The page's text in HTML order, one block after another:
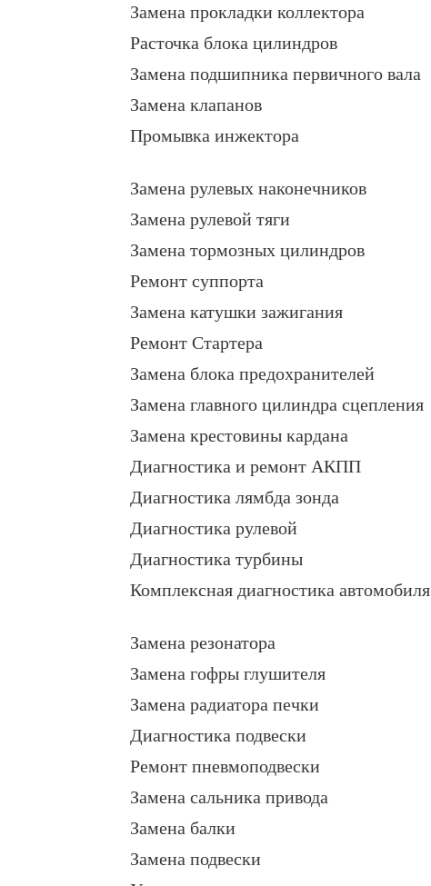
Замена прокладки коллектора
Расточка блока цилиндров
Замена подшипника первичного вала
Замена клапанов
Промывка инжектора
Замена рулевых наконечников
Замена рулевой тяги
Замена тормозных цилиндров
Ремонт суппорта
Замена катушки зажигания
Ремонт Стартера
Замена блока предохранителей
Замена главного цилиндра сцепления
Замена крестовины кардана
Диагностика и ремонт АКПП
Диагностика лямбда зонда
Диагностика рулевой
Диагностика турбины
Комплексная диагностика автомобиля
Замена резонатора
Замена гофры глушителя
Замена радиатора печки
Диагностика подвески
Ремонт пневмоподвески
Замена сальника привода
Замена балки
Замена подвески